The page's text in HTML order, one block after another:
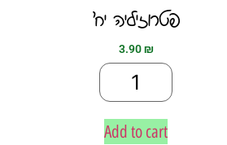
פטרוזיליה יח׳
3.90₪
Add to cart